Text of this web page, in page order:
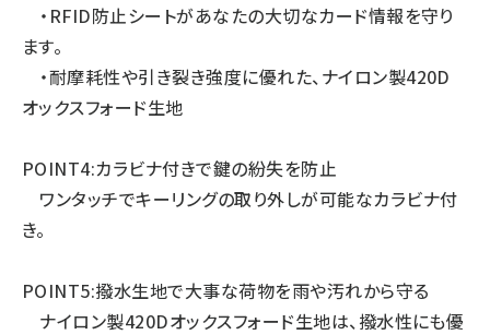
・RFID防止シートがあなたの大切なカード情報を守り
ます。
・耐摩耗性や引き裂き強度に優れた、ナイロン製420D
オックスフォード生地
POINT4:カラビナ付きで鍵の紛失を防止
ワンタッチでキーリングの取り外しが可能なカラビナ付
き。
POINT5:撥水生地で大事な荷物を雨や汚れから守る
ナイロン製420Dオックスフォード生地は、撥水性にも優